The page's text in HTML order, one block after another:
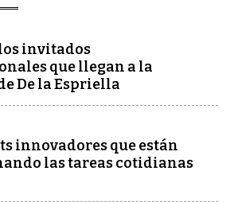
invitados
que llegan a la
De la Espriella
innovadores que están
las tareas cotidianas